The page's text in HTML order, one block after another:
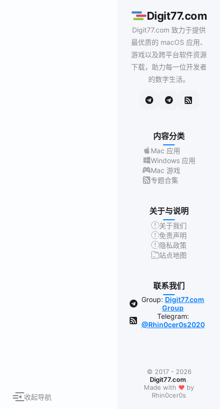
收起导航
Digit77.com
Digit77.com 致力于提供
最优质的 macOS 应用、
游戏以及跨平台软件资源
下载，助力每一位开发者
的数字生活。
内容分类
Mac 应用
Windows 应用
Mac 游戏
专题合集
关于与说明
关于我们
免责声明
隐私政策
站点地图
联系我们
Group: Digit77.com
Group
Telegram:
@Rhin0cer0s2020
© 2017 - 2026
Digit77.com.
Made with ❤ by
Rhin0cer0s